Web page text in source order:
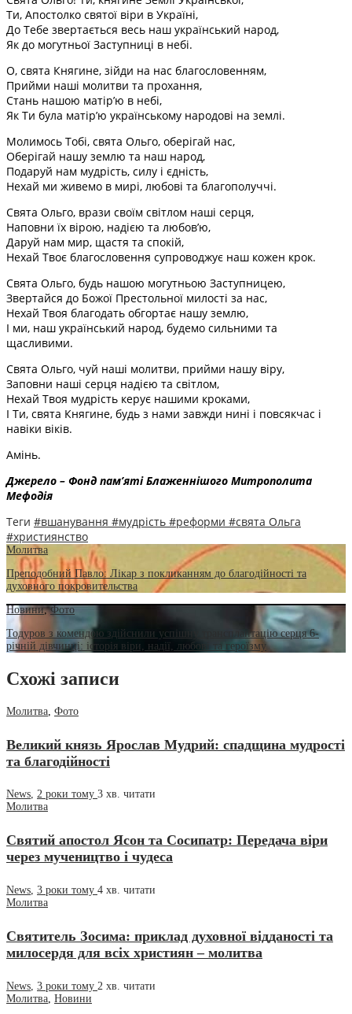
Ти, Апостолко святої віри в Україні,
До Тебе звертається весь наш український народ,
Як до могутньої Заступниці в небі.
О, свята Княгине, зійди на нас благословенням,
Прийми наші молитви та прохання,
Стань нашою матір’ю в небі,
Як Ти була матір’ю українському народові на землі.
Молимось Тобі, свята Ольго, оберігай нас,
Оберігай нашу землю та наш народ,
Подаруй нам мудрість, силу і єдність,
Нехай ми живемо в мирі, любові та благополуччі.
Свята Ольго, врази своїм світлом наші серця,
Наповни їх вірою, надією та любов’ю,
Даруй нам мир, щастя та спокій,
Нехай Твоє благословення супроводжує наш кожен крок.
Свята Ольго, будь нашою могутньою Заступницею,
Звертайся до Божої Престольної милості за нас,
Нехай Твоя благодать обгортає нашу землю,
І ми, наш український народ, будемо сильними та
щасливими.
Свята Ольго, чуй наші молитви, прийми нашу віру,
Заповни наші серця надією та світлом,
Нехай Твоя мудрість керує нашими кроками,
І Ти, свята Княгине, будь з нами завжди нині і повсякчас і
навіки віків.
Амінь.
Джерело – Фонд пам’яті Блаженнішого Митрополита
Мефодія
Теги #вшанування #мудрість #реформи #свята Ольга
#християнство
Молитва
Преподобний Павло: Лікар з покликанням до благодійності та
духовного покровительства
Новини,Фото
Тодуров з комендою здійснили успішну трансплантацію серця 6-
річній дівчинці: історія віри, надії, любові та героїзму
Схожі записи
Молитва Фото
Великий князь Ярослав Мудрий: спадщина мудрості
та благодійності
News, 2 роки тому 3 хв. читати
Молитва
Святий апостол Ясон та Сосипатр: Передача віри
через мучеництво і чудеса
News, 3 роки тому 4 хв. читати
Молитва
Святитель Зосима: приклад духовної відданості та
милосердя для всіх християн – молитва
News, 3 роки тому 2 хв. читати
Молитва, Новини